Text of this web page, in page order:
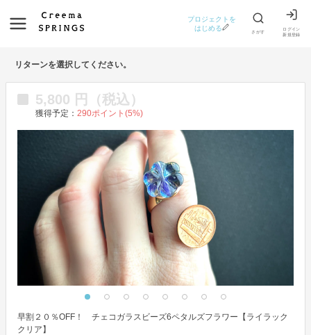
さがす
プロジェクトを
はじめる
ログイン
新規登録
リターンを選択してください。
5,800 円（税込）
獲得予定： 290ポイント(5%)
早割２０％OFF！ チェコガラスビーズ6ペタルズフラワー【ライラック
クリア】